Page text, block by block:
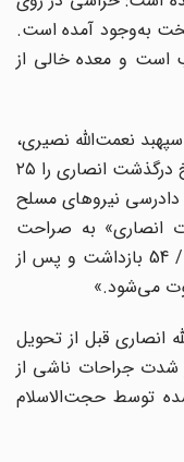
به‌وجود آمده است.
و معده خالی از
نعمت‌الله نصیری،
رئیس وقت ساواک موجود است که تاریخ درگذشت انصاری را ۲۵
نیروهای مسلح
انصاری» به صراحت
نوشته است:‌«نامبرده [...] در تاریخ 17/ 12/ 54 بازداشت و پس از
قبل از تحویل
خاطر شدت جراحات ناشی از
توسط حجت‌الاسلام